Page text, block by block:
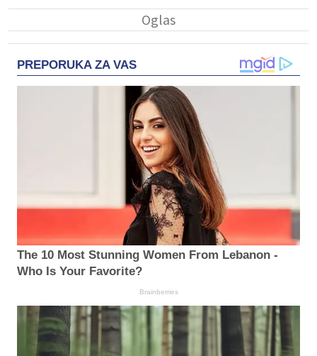
PREPORUKA ZA VAS
The 10 Most Stunning Women From Lebanon -
Who Is Your Favorite?
Brainberries